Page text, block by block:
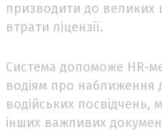
призводити до великих
втрати ліцензії.
Система допоможе HR-
водіям про наближення
водійських посвідчень,
інших важливих